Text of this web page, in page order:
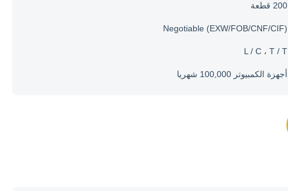
200 قطعة
Negotiable (EXW/FOB/CNF/CIF)
L / C ، T / T
أجهزة الكمبيوتر 100,000 شهريا